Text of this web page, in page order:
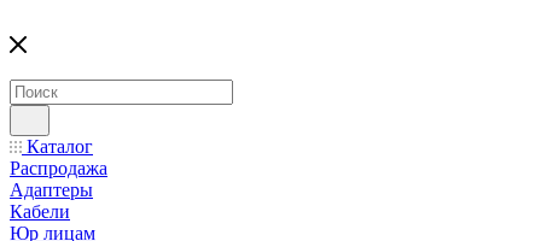
Каталог
Распродажа
Адаптеры
Кабели
Юр лицам